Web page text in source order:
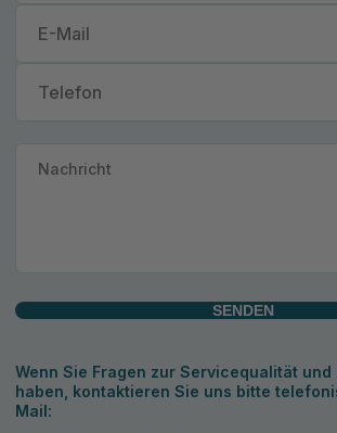
SENDEN
Wenn Sie Fragen zur Servicequalität
haben, kontaktieren Sie uns bitte
Mail: